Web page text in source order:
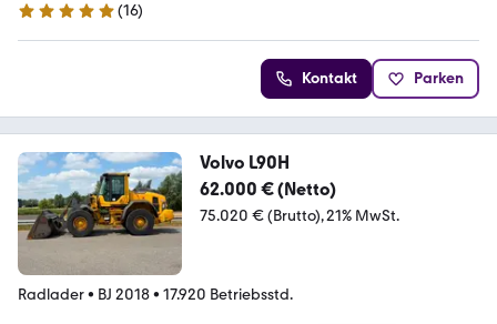
5 Sterne
(16)
Kontakt Parken
Volvo L90H
62.000 € (Netto)
75.020 € (Brutto) 21% MwSt.
Radlader• BJ 2018• 17.920 Betriebsstd.